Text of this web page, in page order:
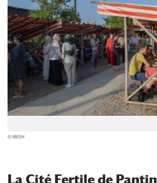
© iWISH
La Cité Fertile de Pantin